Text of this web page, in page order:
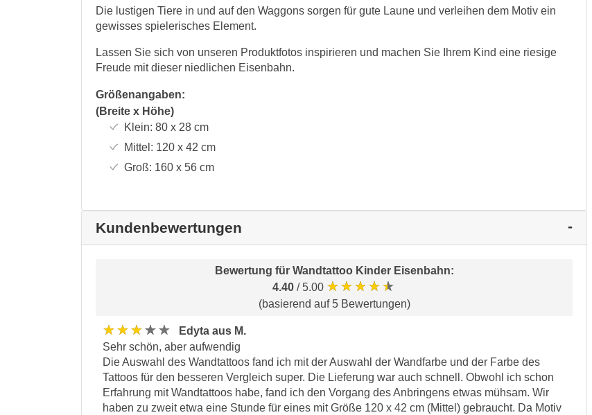
Die lustigen Tiere in und auf den Waggons sorgen für gute Laune und verleihen dem Motiv ein
gewisses spielerisches Element.
Lassen Sie sich von unseren Produktfotos inspirieren und machen Sie Ihrem Kind eine riesige
Freude mit dieser niedlichen Eisenbahn.
Größenangaben:
(Breite x Höhe)
Klein: 80 x 28cm
Mittel: 120 x 42 cm
Groß: 160 x 56cm
Kundenbewertungen
Bewertung für Wandtattoo Kinder Eisenbahn:
4.40 / 5.00 ★★★★★
(basierend auf 5 Bewertungen)
★★★★★
Edyta aus M.
Sehr schön, aber aufwendig
Die Auswahl des Wandtattoos fand ich mit der Auswahl der Wandfarbe und der Farbe des
Tattoos für den besseren Vergleich super. Die Lieferung war auch schnell. Obwohl ich schon
Erfahrung mit Wandtattoos habe, fand ich den Vorgang des Anbringens etwas mühsam. Wir
haben zu zweit etwa eine Stunde für eines mit Größe 120 x 42 cm (Mittel) gebraucht. Da Motiv